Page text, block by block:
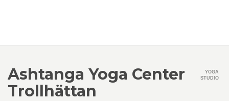
Ashtanga Yoga Center
Trollhättan
YOGA
STUDIO